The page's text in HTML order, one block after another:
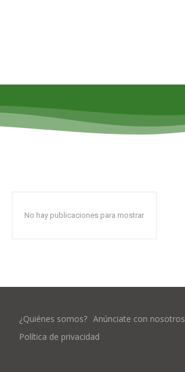
No hay publicaciones para mostrar
¿Quiénes somos? Anúnciate con nosotros
Política de privacidad